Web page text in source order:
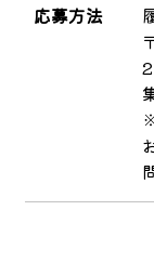
応募方法